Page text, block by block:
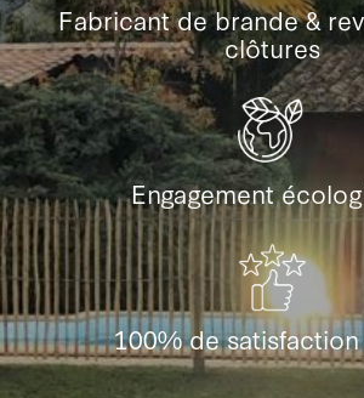
Fabricant de brande &
clôtures
Engagement
100% de